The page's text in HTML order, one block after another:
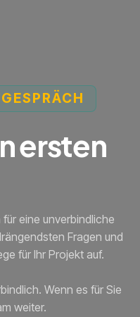
ersten
eine unverbindliche
Fragen und
für Ihr Projekt auf.
Wenn es für Sie
weiter.